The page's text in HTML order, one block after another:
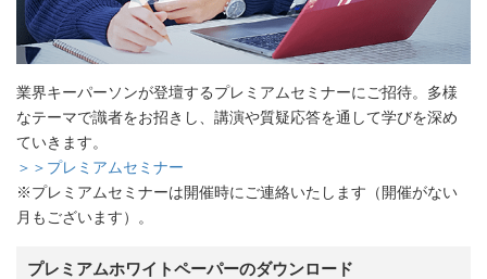
業界キーパーソンが登壇するプレミアムセミナーにご招待。多様
なテーマで識者をお招きし、講演や質疑応答を通して学びを深め
ていきます。
＞＞プレミアムセミナー
※プレミアムセミナーは開催時にご連絡いたします（開催がない
月もございます）。
プレミアムホワイトペーパーのダウンロード